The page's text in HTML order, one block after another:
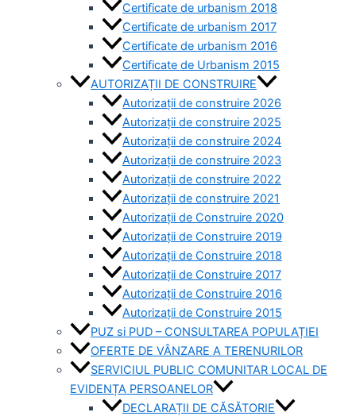
Certificate de urbanism 2018
Certificate de urbanism 2017
Certificate de urbanism 2016
Certificate de Urbanism 2015
AUTORIZAȚII DE CONSTRUIRE
Autorizații de construire 2026
Autorizații de construire 2025
Autorizații de construire 2024
Autorizații de construire 2023
Autorizații de construire 2022
Autorizații de construire 2021
Autorizații de Construire 2020
Autorizații de Construire 2019
Autorizaţii de Construire 2018
Autorizaţii de Construire 2017
Autorizaţii de Construire 2016
Autorizaţii de Construire 2015
PUZ si PUD – CONSULTAREA POPULAȚIEI
OFERTE DE VÂNZARE A TERENURILOR
SERVICIUL PUBLIC COMUNITAR LOCAL DE
EVIDENȚA PERSOANELOR
DECLARAȚII DE CĂSĂTORIE